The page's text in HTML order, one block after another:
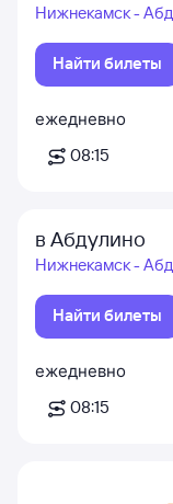
Нижнекамск -
Найти билеты
ежедневно
08:15
в Абдулино
Нижнекамск -
Найти билеты
ежедневно
08:15